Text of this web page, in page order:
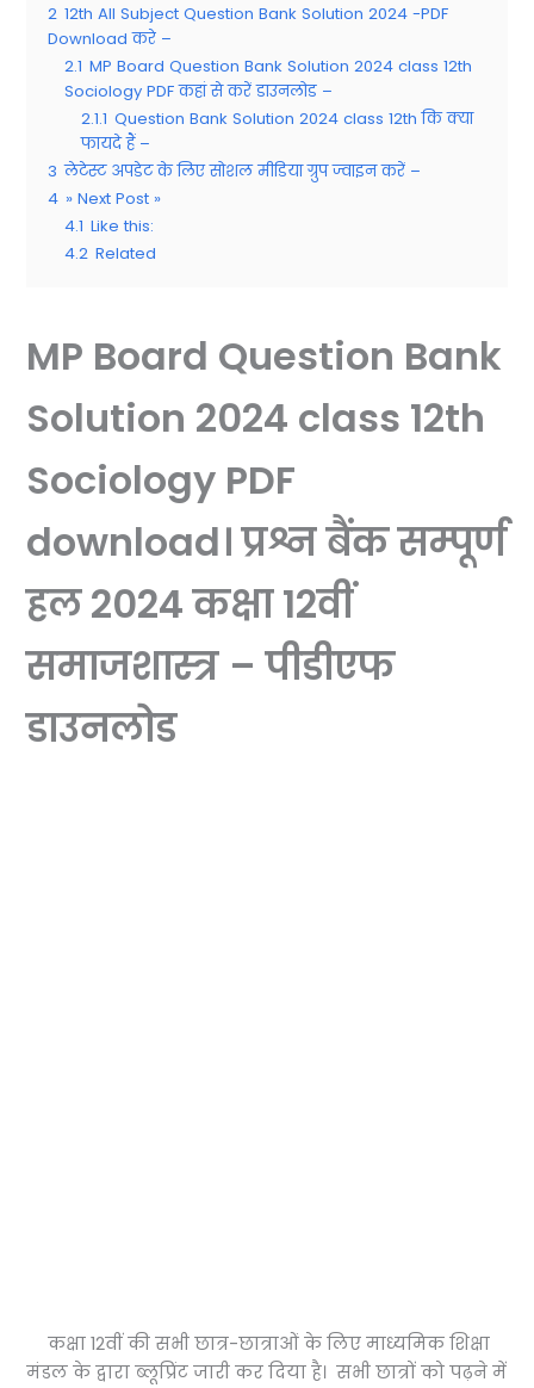
2 12th All Subject Question Bank Solution 2024 -PDF
Download करे –
2.1 MP Board Question Bank Solution 2024 class 12th
Sociology PDF कहां से करें डाउनलोड –
2.1.1 Question Bank Solution 2024 class 12th कि क्या
फायदे हैं –
3 लेटेस्ट अपडेट के लिए सोशल मीडिया ग्रुप ज्वाइन करें –
4 » Next Post »
4.1 Like this:
4.2 Related
MP Board Question Bank
Solution 2024 class 12th
Sociology PDF
download। प्रश्न बैंक सम्पूर्ण
हल 2024 कक्षा 12वीं
समाजशास्त्र – पीडीएफ
डाउनलोड
कक्षा 12वीं की सभी छात्र-छात्राओं के लिए माध्यमिक शिक्षा
मंडल के द्वारा ब्लूप्रिंट जारी कर दिया है। सभी छात्रों को पढ़ने में